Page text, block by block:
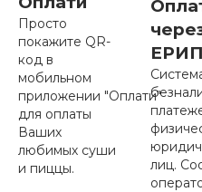
Просто
покажите QR-
код в
мобильном
приложении "Оплати"
для оплаты
Ваших
любимых суши
и пиццы.
ЕРИП
лиц.